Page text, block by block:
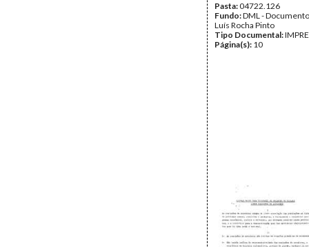
Pasta:04722.126
Fundo:DML -
Luís Rocha Pinto
Tipo Documental:
Página(s): 10